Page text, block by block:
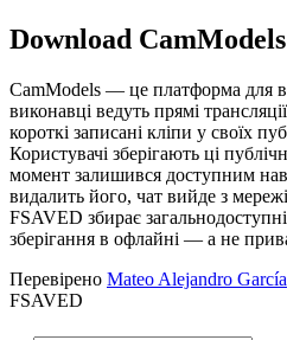
Download
CamModels — це платформа для
виконавці ведуть прямі
короткі записані кліпи у своїх
Користувачі зберігають ці
момент залишився доступним
видалить його, чат вийде з
FSAVED збирає
зберігання в офлайні — а не
Перевірено Mateo Alejandro García
FSAVED